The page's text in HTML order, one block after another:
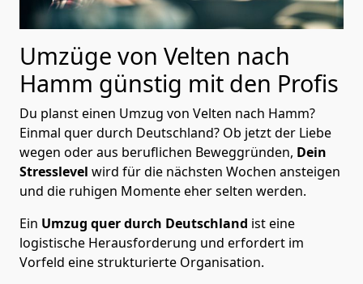
Umzüge von Velten nach
Hamm günstig mit den Profis
Du planst einen Umzug von Velten nach Hamm?
Einmal quer durch Deutschland? Ob jetzt der Liebe
wegen oder aus beruflichen Beweggründen, Dein
Stresslevel wird für die nächsten Wochen ansteigen
und die ruhigen Momente eher selten werden.
Ein Umzug quer durch Deutschland ist eine
logistische Herausforderung und erfordert im
Vorfeld eine strukturierte Organisation.